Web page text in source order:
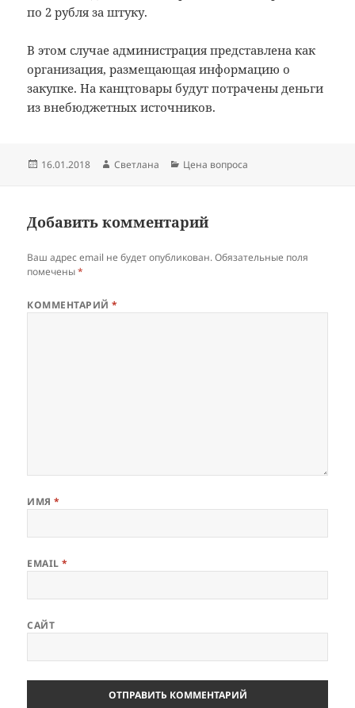
по 2 рубля за штуку.
В этом случае администрация представлена как
организация, размещающая информацию о
закупке. На канцтовары будут потрачены деньги
из внебюджетных источников.
Опубликовано
16.01.2018 Автор
Светлана Рубрики
Цена вопроса
Добавить комментарий
Ваш адрес email не будет опубликован. Обязательные поля
помечены*
КОММЕНТАРИЙ*
ИМЯ*
EMAIL*
САЙТ